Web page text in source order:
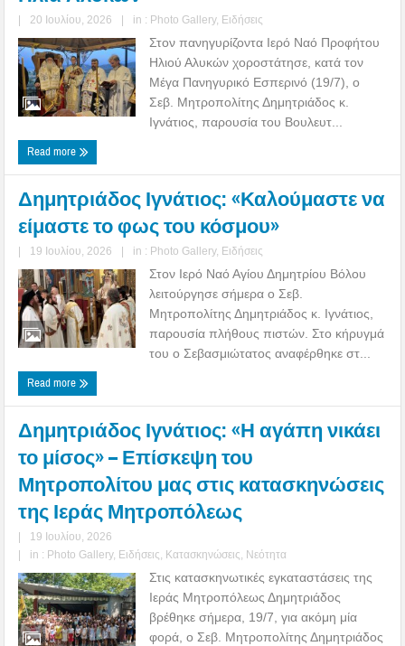
| 20 Ιουλίου, 2026 | in : Photo Gallery, Ειδήσεις
Στον πανηγυρίζοντα Ιερό Ναό Προφήτου
Ηλιού Αλυκών χοροστάτησε, κατά τον
Μέγα Πανηγυρικό Εσπερινό (19/7), ο
Σεβ. Μητροπολίτης Δημητριάδος κ.
Ιγνάτιος, παρουσία του Βουλευτ...
Read more
Δημητριάδος Ιγνάτιος: «Καλούμαστε να
είμαστε το φως του κόσμου»
| 19 Ιουλίου, 2026 | in : Photo Gallery, Ειδήσεις
Στον Ιερό Ναό Αγίου Δημητρίου Βόλου
λειτούργησε σήμερα ο Σεβ.
Μητροπολίτης Δημητριάδος κ. Ιγνάτιος,
παρουσία πλήθους πιστών. Στο κήρυγμά
του ο Σεβασμιώτατος αναφέρθηκε στ...
Read more
Δημητριάδος Ιγνάτιος: «Η αγάπη νικάει
το μίσος» – Επίσκεψη του
Μητροπολίτου μας στις κατασκηνώσεις
της Ιεράς Μητροπόλεως
|
19 Ιουλίου, 2026
|
in : Photo Gallery, Ειδήσεις Κατασκηνώσεις Νεότητα
Στις κατασκηνωτικές εγκαταστάσεις της
Ιεράς Μητροπόλεως Δημητριάδος
βρέθηκε σήμερα, 19/7, για ακόμη μία
φορά, ο Σεβ. Μητροπολίτης Δημητριάδος